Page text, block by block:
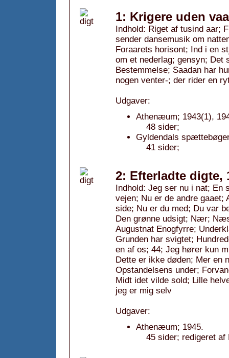
1: Krigere uden
Indhold: Riget af tusind aar;
sender dansemusik om
Foraarets horisont; Ind i en
om et nederlag; gensyn; Det
Bestemmelse; Saadan har
nogen venter-; der rider en
Udgaver:
Athenæum; 1943(1),
48 sider;
Gyldendals
41 sider;
2: Efterladte digte,
Indhold: Jeg ser nu i nat; En
vejen; Nu er de andre
side; Nu er du med; Du var
Den grønne udsigt; Nær;
Augustnat Enogfyrre;
Grunden har svigtet;
en af os; 44; Jeg hører kun
Dette er ikke døden; Mer en
Opstandelsens under;
Midt idet vilde sold; Lille
jeg er mig selv
Udgaver:
Athenæum; 1945.
45 sider; redigeret af